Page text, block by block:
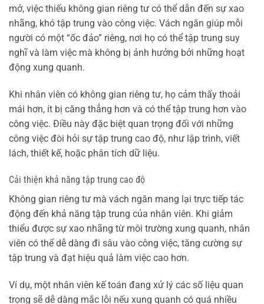
mở, việc thiếu không gian riêng tư có thể dẫn đến sự xao
nhãng, khó tập trung vào công việc. Vách ngăn giúp mỗi
người có một “ốc đảo” riêng, nơi họ có thể tập trung suy
nghĩ và làm việc mà không bị ảnh hưởng bởi những hoạt
động xung quanh.
Khi nhân viên có không gian riêng tư, họ cảm thấy thoải
mái hơn, ít bị căng thẳng hơn và có thể tập trung hơn vào
công việc. Điều này đặc biệt quan trọng đối với những
công việc đòi hỏi sự tập trung cao độ, như lập trình, viết
lách, thiết kế, hoặc phân tích dữ liệu.
Cải thiện khả năng tập trung cao độ
Không gian riêng tư mà vách ngăn mang lại trực tiếp tác
động đến khả năng tập trung của nhân viên. Khi giảm
thiểu được sự xao nhãng từ môi trường xung quanh, nhân
viên có thể dễ dàng đi sâu vào công việc, tăng cường sự
tập trung và đạt hiệu quả làm việc cao hơn.
Ví dụ, một nhân viên kế toán đang xử lý các số liệu quan
trọng sẽ dễ dàng mắc lỗi nếu xung quanh có quá nhiều